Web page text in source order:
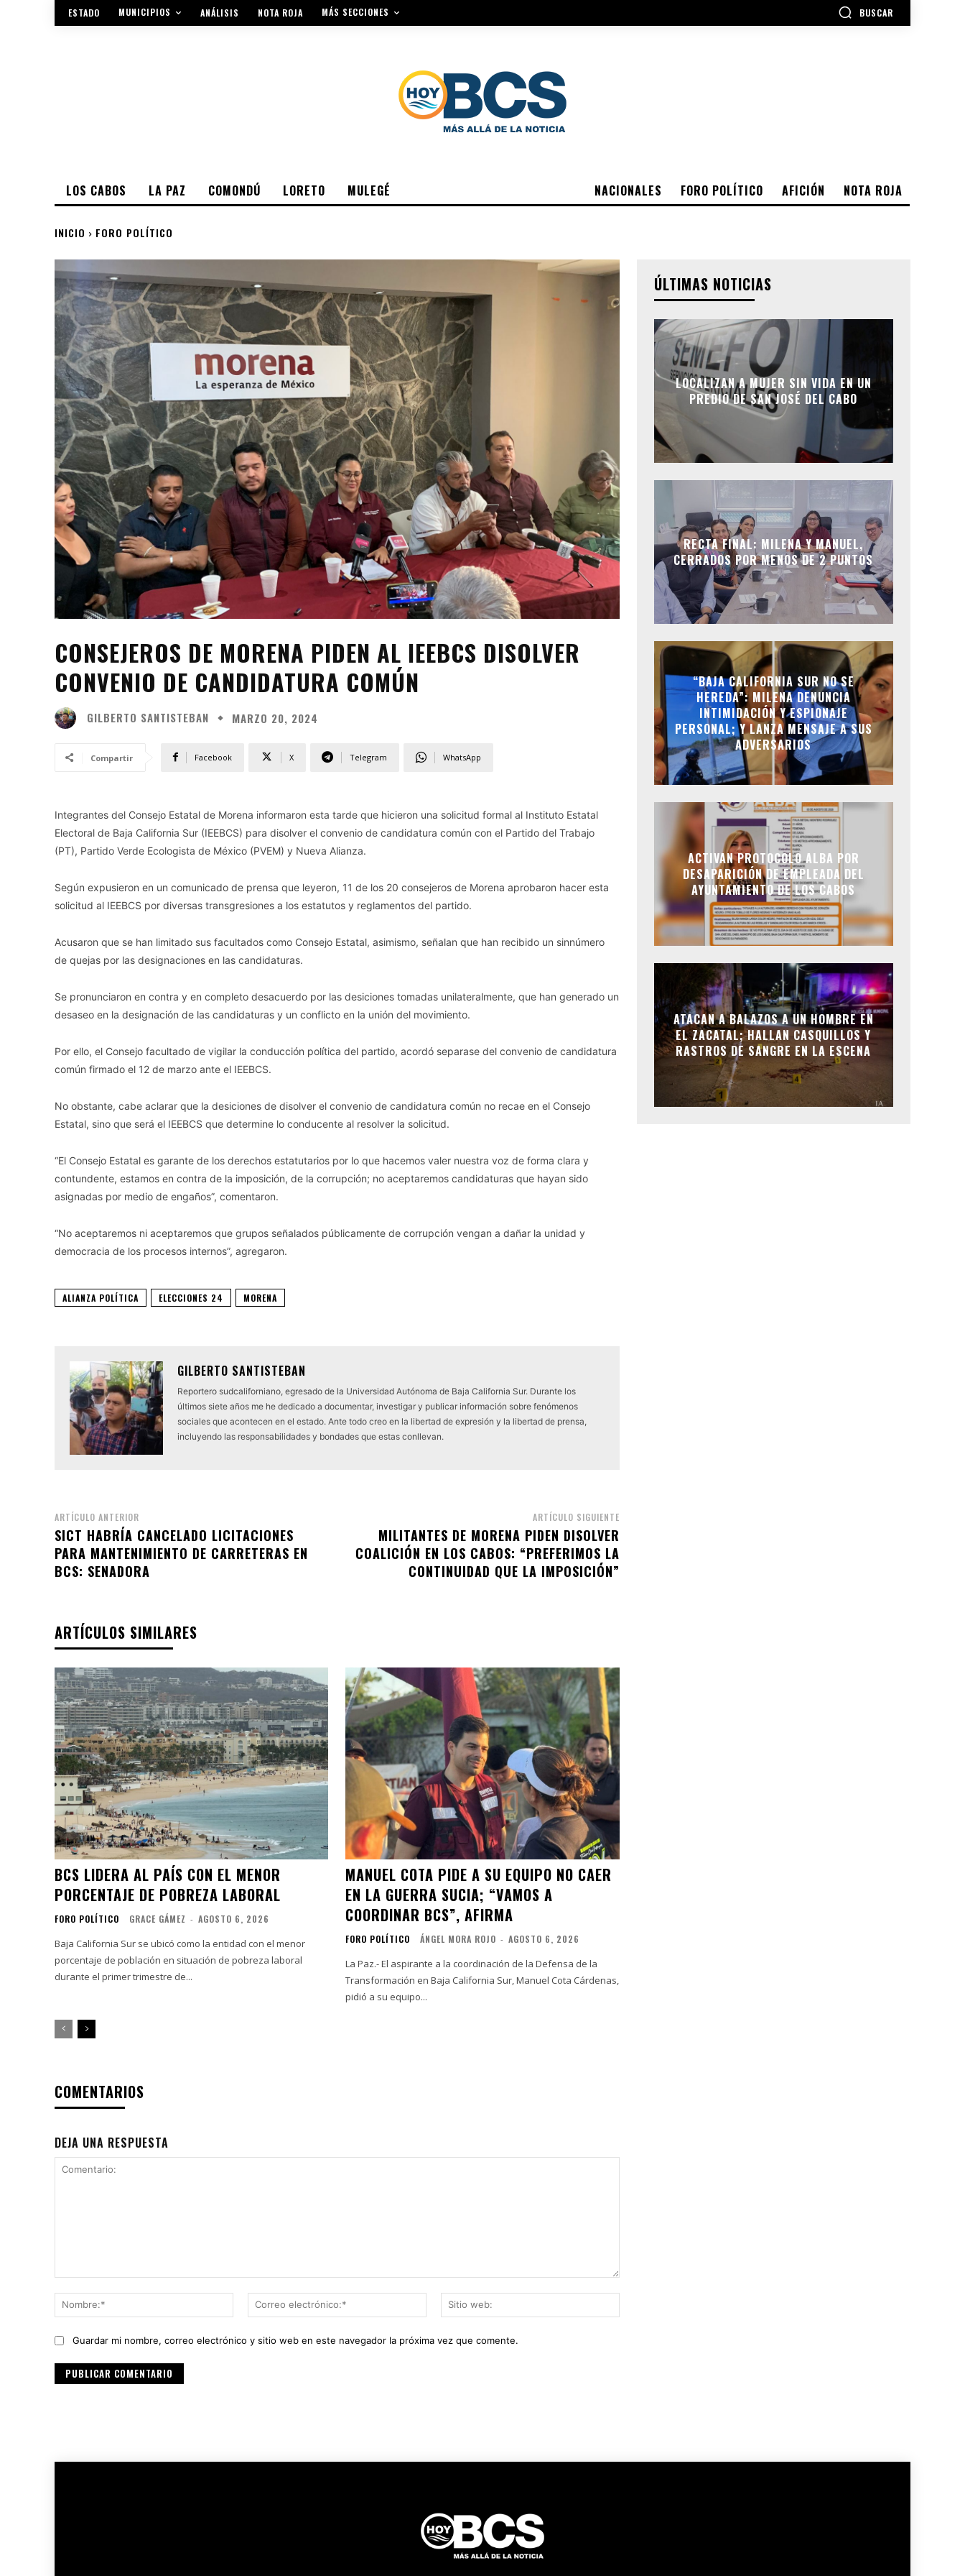
ESTADO MUNICIPIOS ANÁLISIS NOTA ROJA MÁS SECCIONES BUSCAR
NACIONALES FORO POLÍTICO AFICIÓN NOTA ROJA
LOS CABOS LA PAZ COMONDÚ LORETO MULEGÉ
INICIO FORO POLÍTICO
CONSEJEROS DE MORENA PIDEN AL IEEBCS DISOLVER
CONVENIO DE CANDIDATURA COMÚN
GILBERTO SANTISTEBAN MARZO 20, 2024
Compartir Facebook X Telegram WhatsApp
Integrantes del Consejo Estatal de Morena informaron esta tarde que hicieron una solicitud formal al Instituto Estatal
Electoral de Baja California Sur (IEEBCS) para disolver el convenio de candidatura común con el Partido del Trabajo
(PT), Partido Verde Ecologista de México (PVEM) y Nueva Alianza.
Según expusieron en un comunicado de prensa que leyeron, 11 de los 20 consejeros de Morena aprobaron hacer esta
solicitud al IEEBCS por diversas transgresiones a los estatutos y reglamentos del partido.
Acusaron que se han limitado sus facultados como Consejo Estatal, asimismo, señalan que han recibido un sinnúmero
de quejas por las designaciones en las candidaturas.
Se pronunciaron en contra y en completo desacuerdo por las desiciones tomadas unilateralmente, que han generado un
desaseo en la designación de las candidaturas y un conflicto en la unión del movimiento.
Por ello, el Consejo facultado de vigilar la conducción política del partido, acordó separase del convenio de candidatura
común firmado el 12 de marzo ante el IEEBCS.
No obstante, cabe aclarar que la desiciones de disolver el convenio de candidatura común no recae en el Consejo
Estatal, sino que será el IEEBCS que determine lo conducente al resolver la solicitud.
“El Consejo Estatal es garante de los derechos estatutarios por lo que hacemos valer nuestra voz de forma clara y
contundente, estamos en contra de la imposición, de la corrupción; no aceptaremos candidaturas que hayan sido
asignadas por medio de engaños”, comentaron.
“No aceptaremos ni aceptaremos que grupos señalados públicamente de corrupción vengan a dañar la unidad y
democracia de los procesos internos”, agregaron.
ALIANZA POLÍTICA ELECCIONES 24 MORENA
GILBERTO SANTISTEBAN
Reportero sudcaliforniano, egresado de la Universidad Autónoma de Baja California Sur. Durante los
últimos siete años me he dedicado a documentar, investigar y publicar información sobre fenómenos
sociales que acontecen en el estado. Ante todo creo en la libertad de expresión y la libertad de prensa,
incluyendo las responsabilidades y bondades que estas conllevan.
ARTÍCULO ANTERIOR
SICT HABRÍA CANCELADO LICITACIONES
PARA MANTENIMIENTO DE CARRETERAS EN
BCS: SENADORA
ARTÍCULO SIGUIENTE
MILITANTES DE MORENA PIDEN DISOLVER
COALICIÓN EN LOS CABOS: “PREFERIMOS LA
CONTINUIDAD QUE LA IMPOSICIÓN”
ARTÍCULOS SIMILARES
BCS LIDERA AL PAÍS CON EL MENOR
PORCENTAJE DE POBREZA LABORAL
FORO POLÍTICO GRACE GÁMEZ - AGOSTO 6, 2026
Baja California Sur se ubicó como la entidad con el menor
porcentaje de población en situación de pobreza laboral
durante el primer trimestre de...
MANUEL COTA PIDE A SU EQUIPO NO CAER
EN LA GUERRA SUCIA; “VAMOS A
COORDINAR BCS”, AFIRMA
FORO POLÍTICO ÁNGEL MORA ROJO - AGOSTO 6, 2026
La Paz.- El aspirante a la coordinación de la Defensa de la
Transformación en Baja California Sur, Manuel Cota Cárdenas,
pidió a su equipo...
COMENTARIOS
DEJA UNA RESPUESTA
Nombre:*
Correo
electrónico:*
web:
Guardar mi nombre, correo electrónico y sitio web en este navegador la próxima vez que comente.
ÚLTIMAS NOTICIAS
LOCALIZAN A MUJER SIN VIDA EN UN
PREDIO DE SAN JOSÉ DEL CABO
RECTA FINAL: MILENA Y MANUEL,
CERRADOS POR MENOS DE 2 PUNTOS
“BAJA CALIFORNIA SUR NO SE
HEREDA”: MILENA DENUNCIA
INTIMIDACIÓN Y ESPIONAJE
PERSONAL; Y LANZA MENSAJE A SUS
ADVERSARIOS
ACTIVAN PROTOCOLO ALBA POR
DESAPARICIÓN DE EMPLEADA DEL
AYUNTAMIENTO DE LOS CABOS
ATACAN A BALAZOS A UN HOMBRE EN
EL ZACATAL; HALLAN CASQUILLOS Y
RASTROS DE SANGRE EN LA ESCENA